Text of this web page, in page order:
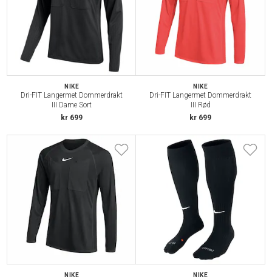
NIKE
Dri-FIT Langermet Dommerdrakt
III Dame Sort
kr 699
NIKE
Dri-FIT Langermet Dommerdrakt
III Rød
kr 699
NIKE NIKE